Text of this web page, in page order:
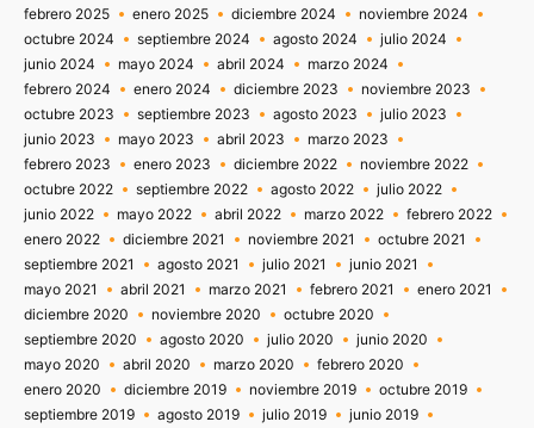
febrero 2025
enero 2025 diciembre 2024
noviembre 2024
octubre 2024
septiembre 2024 agosto 2024
julio 2024
junio 2024
mayo 2024 abril 2024
marzo 2024
febrero 2024
enero 2024 diciembre 2023
noviembre 2023
octubre 2023
septiembre 2023 agosto 2023
julio 2023
junio 2023
mayo 2023 abril 2023
marzo 2023
febrero 2023
enero 2023 diciembre 2022
noviembre 2022
octubre 2022
septiembre 2022 agosto 2022
julio 2022
junio 2022
mayo 2022 abril 2022 marzo 2022
febrero 2022
enero 2022
diciembre 2021 noviembre 2021
octubre 2021
septiembre 2021
agosto 2021 julio 2021
junio 2021
mayo 2021
abril 2021 marzo 2021 febrero 2021
enero 2021
diciembre 2020
noviembre 2020
octubre 2020
septiembre 2020
agosto 2020 julio 2020
junio 2020
mayo 2020
abril 2020 marzo 2020
febrero 2020
enero 2020
diciembre 2019 noviembre 2019
octubre 2019
septiembre 2019
agosto 2019 julio 2019
junio 2019